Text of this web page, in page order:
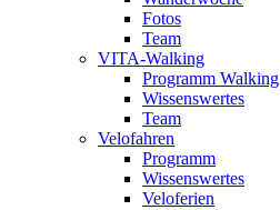
Fotos
Team
VITA-Walking
Programm Walking
Wissenswertes
Team
Velofahren
Programm
Wissenswertes
Veloferien